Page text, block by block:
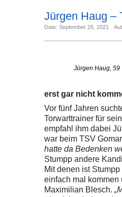
Jürgen Haug –
Date: September 26, 2021
Jürgen Haug, 59
erst gar nicht
Vor fünf Jahren
Torwarttrainer für
empfahl ihm dabei
war beim TSV
hatte da Bedenken
Stumpp andere
Mit denen ist
einfach mal
Maximilian Blesch.